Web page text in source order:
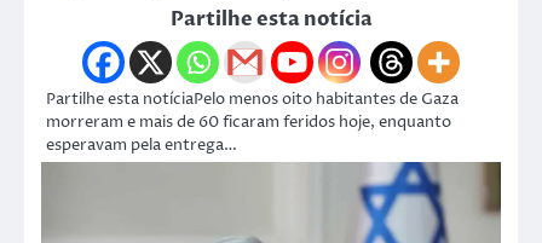
Partilhe esta notícia
Partilhe esta notíciaPelo menos oito habitantes de Gaza
morreram e mais de 60 ficaram feridos hoje, enquanto
esperavam pela entrega…